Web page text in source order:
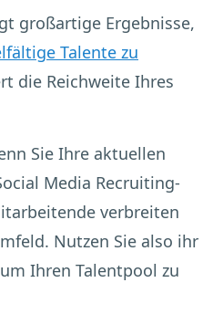
großartige Ergebnisse,
Talente zu
die Reichweite Ihres
Sie Ihre aktuellen
Media Recruiting-
verbreiten
Nutzen Sie also ihr
Ihren Talentpool zu